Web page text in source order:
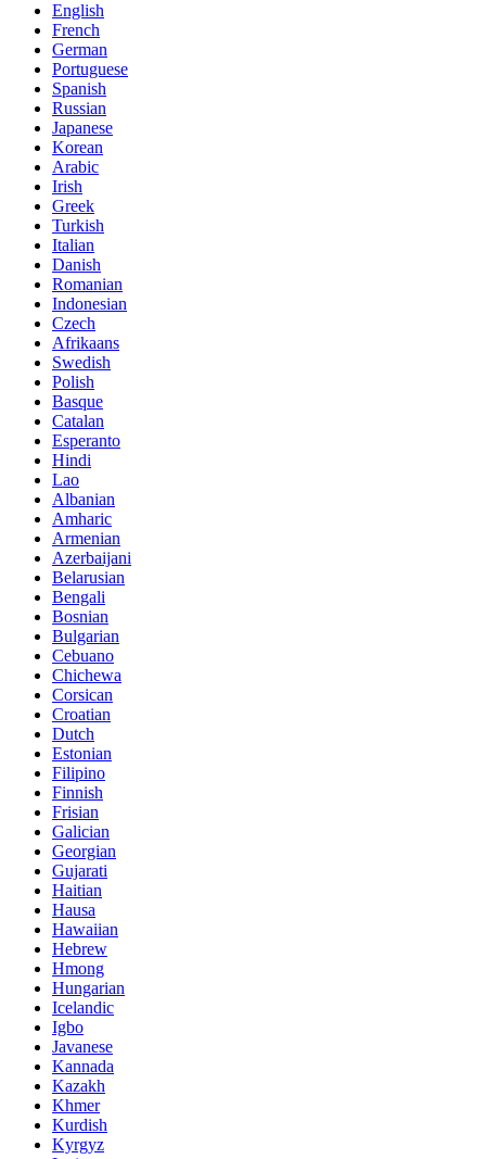
English
French
German
Portuguese
Spanish
Russian
Japanese
Korean
Arabic
Irish
Greek
Turkish
Italian
Danish
Romanian
Indonesian
Czech
Afrikaans
Swedish
Polish
Basque
Catalan
Esperanto
Hindi
Lao
Albanian
Amharic
Armenian
Azerbaijani
Belarusian
Bengali
Bosnian
Bulgarian
Cebuano
Chichewa
Corsican
Croatian
Dutch
Estonian
Filipino
Finnish
Frisian
Galician
Georgian
Gujarati
Haitian
Hausa
Hawaiian
Hebrew
Hmong
Hungarian
Icelandic
Igbo
Javanese
Kannada
Kazakh
Khmer
Kurdish
Kyrgyz